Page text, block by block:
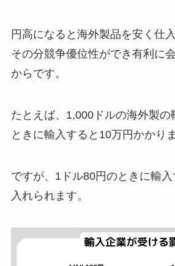
円高になると海外製品を安く仕
その分競争優位性ができ有利に
からです。
たとえば、1,000ドルの海外製の
ときに輸入すると10万円かかりま
ですが、1ドル80円のときに輸
入れられます。